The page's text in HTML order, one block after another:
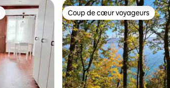
Coup de cœur voyageurs
Coup de cœur voyageurs